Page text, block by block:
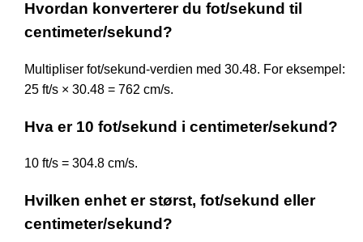
Hvordan konverterer du fot/sekund til
centimeter/sekund?
Multipliser fot/sekund-verdien med 30.48. For eksempel:
25 ft/s × 30.48 = 762 cm/s.
Hva er 10 fot/sekund i centimeter/sekund?
10 ft/s = 304.8 cm/s.
Hvilken enhet er størst, fot/sekund eller
centimeter/sekund?